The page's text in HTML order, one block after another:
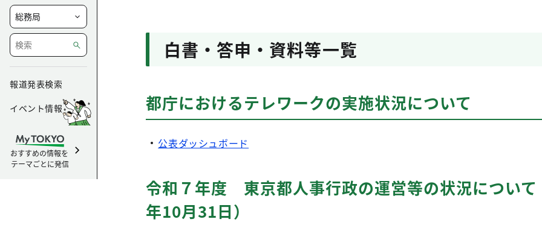
報道発表検索
イベント情報
おすすめの情報を
テーマごとに発信
白書・答申・資料等一覧
都庁におけるテレワークの実施状況について
公表ダッシュボード
令和７年度 東京都人事行政の運営等の状況について
年10月31日）